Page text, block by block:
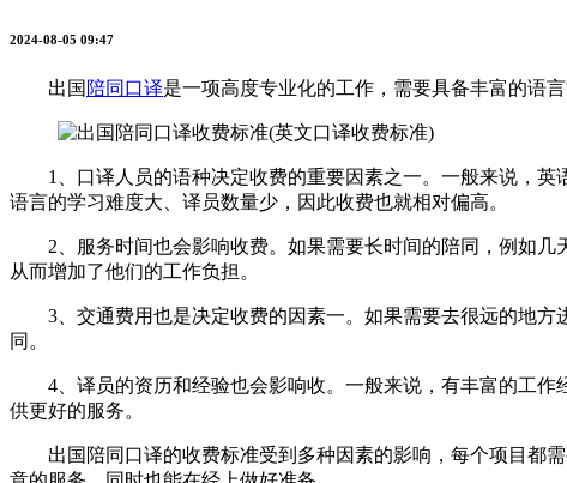
2024-08-05 09:47
出国 陪同口译是一项高度专业化的工作，需要具备丰富的语
1、口译人员的语种决定收费的重要因素之一。一般来说，英
语言的学习难度大、译员数量少，因此收费也就相对偏高。
2、服务时间也会影响收费。如果需要长时间的陪同，例如几
从而增加了他们的工作负担。
3、交通费用也是决定收费的因素一。如果需要去很远的地方
同。
4、译员的资历和经验也会影响收。一般来说，有丰富的工作
供更好的服务。
出国陪同口译的收费标准受到多种因素的影响，每个项目都需